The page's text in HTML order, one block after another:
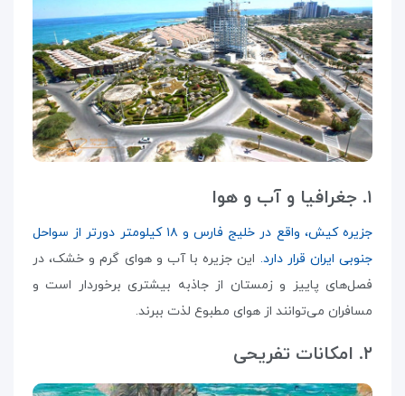
۱. جغرافیا و آب و هوا
جزیره کیش، واقع در خلیج فارس و ۱۸ کیلومتر دورتر از سواحل
جنوبی ایران قرار دارد. این جزیره با آب و هوای گرم و خشک، در
فصل‌های پاییز و زمستان از جاذبه بیشتری برخوردار است و
مسافران می‌توانند از هوای مطبوع لذت ببرند.
۲. امکانات تفریحی